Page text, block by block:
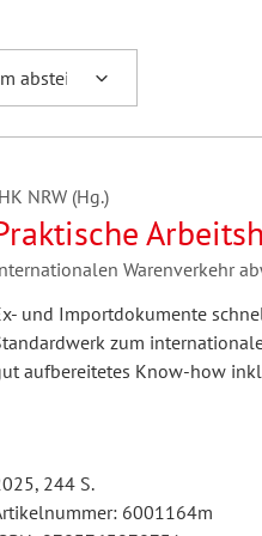
NRW (Hg.)
Warenverkehr
und Importdokumente
zum
aufbereitetes Know-how
244 S.
6001164m